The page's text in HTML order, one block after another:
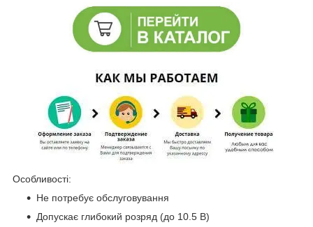
Особливості:
Не потребує обслуговування
Допускає глибокий розряд (до 10.5 В)